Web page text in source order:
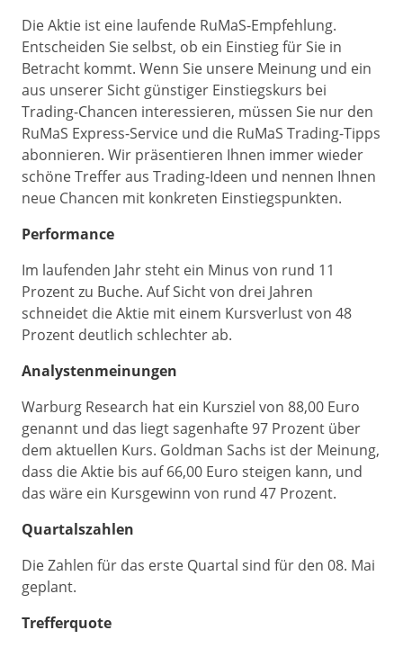
Die Aktie ist eine laufende RuMaS-Empfehlung.
Entscheiden Sie selbst, ob ein Einstieg für Sie in
Betracht kommt. Wenn Sie unsere Meinung und ein
aus unserer Sicht günstiger Einstiegskurs bei
Trading-Chancen interessieren, müssen Sie nur den
RuMaS Express-Service und die RuMaS Trading-Tipps
abonnieren. Wir präsentieren Ihnen immer wieder
schöne Treffer aus Trading-Ideen und nennen Ihnen
neue Chancen mit konkreten Einstiegspunkten.
Performance
Im laufenden Jahr steht ein Minus von rund 11
Prozent zu Buche. Auf Sicht von drei Jahren
schneidet die Aktie mit einem Kursverlust von 48
Prozent deutlich schlechter ab.
Analystenmeinungen
Warburg Research hat ein Kursziel von 88,00 Euro
genannt und das liegt sagenhafte 97 Prozent über
dem aktuellen Kurs. Goldman Sachs ist der Meinung,
dass die Aktie bis auf 66,00 Euro steigen kann, und
das wäre ein Kursgewinn von rund 47 Prozent.
Quartalszahlen
Die Zahlen für das erste Quartal sind für den 08. Mai
geplant.
Trefferquote